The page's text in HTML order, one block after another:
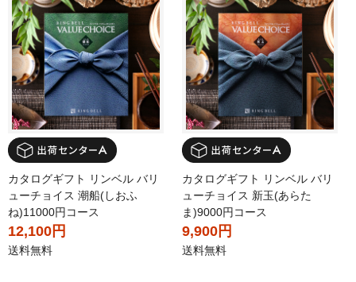
カタログギフト リンベル バリ
ューチョイス 潮船(しおふ
ね)11000円コース
12,100円
送料無料
カタログギフト リンベル バリ
ューチョイス 新玉(あらた
ま)9000円コース
9,900円
送料無料